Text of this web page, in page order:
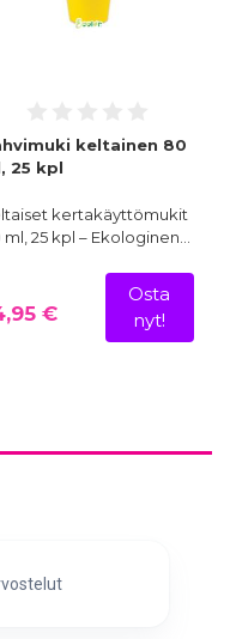
keltainen 80
25 kpl
kertakäyttömukit
ml, 25 kpl – Ekologinen…
€
Osta
nyt!